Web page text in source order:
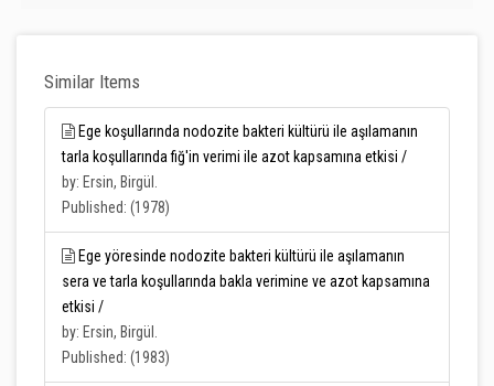
Similar Items
Ege koşullarında nodozite bakteri kültürü ile aşılamanın
tarla koşullarında fiğ'in verimi ile azot kapsamına etkisi /
by: Ersin, Birgül.
Published: (1978)
Ege yöresinde nodozite bakteri kültürü ile aşılamanın
sera ve tarla koşullarında bakla verimine ve azot kapsamına
etkisi /
by: Ersin, Birgül.
Published: (1983)